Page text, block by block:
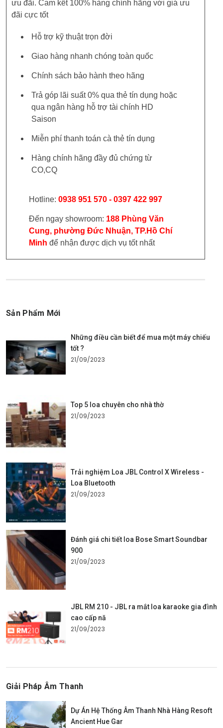
ưu đãi. Cam kết 100% hàng chính hãng với giá ưu
đãi cực tốt
Hỗ trợ kỹ thuật trọn đời
Giao hàng nhanh chóng toàn quốc
Chính sách bảo hành theo hãng
Trả góp lãi suất 0% qua thẻ tín dụng hoặc
qua ngân hàng hỗ trợ tài chính HD
Saison
Miễn phí thanh toán cà thẻ tín dụng
Hàng chính hãng đầy đủ chứng từ
CO,CQ
Hotline: 0938 951 570 - 0397 422 997
Đến ngay showroom: 188 Phùng Văn
Cung, phường Đức Nhuận, TP.Hồ Chí
Minh để nhận được dịch vụ tốt nhất
Sản Phẩm Mới
Những điều cần biết để mua một máy chiếu
tốt ?
21/09/2023
Top 5 loa chuyên cho nhà thờ
21/09/2023
Trải nghiệm Loa JBL Control X Wireless -
Loa Bluetooth
21/09/2023
Đánh giá chi tiết loa Bose Smart Soundbar
900
21/09/2023
JBL RM 210 - JBL ra mắt loa karaoke gia đình
cao cấp nă
21/09/2023
Giải Pháp Âm Thanh
Dự Án Hệ Thống Âm Thanh Nhà Hàng Resoft
Ancient Hue Gar